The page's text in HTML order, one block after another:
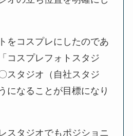
をコスプレにしたのであ
コスプレフォトスタジ
スタジオ（自社スタジ
になることが目標になり
スタジオでもポジショニ